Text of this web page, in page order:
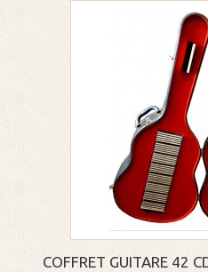
COFFRET GUITARE 42